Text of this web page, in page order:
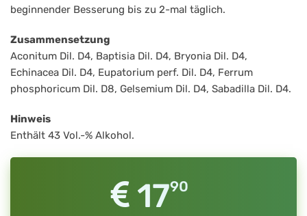
beginnender Besserung bis zu 2-mal täglich.
Zusammensetzung
Aconitum Dil. D4, Baptisia Dil. D4, Bryonia Dil. D4,
Echinacea Dil. D4, Eupatorium perf. Dil. D4, Ferrum
phosphoricum Dil. D8, Gelsemium Dil. D4, Sabadilla Dil. D4.
Hinweis
Enthält 43 Vol.-% Alkohol.
1790